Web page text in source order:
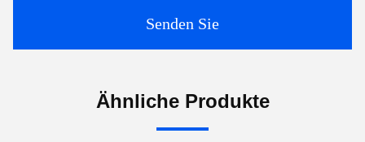
Senden Sie
Ähnliche Produkte